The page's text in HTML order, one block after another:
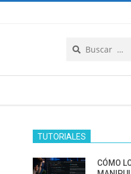
TUTORIALES
CÓMO